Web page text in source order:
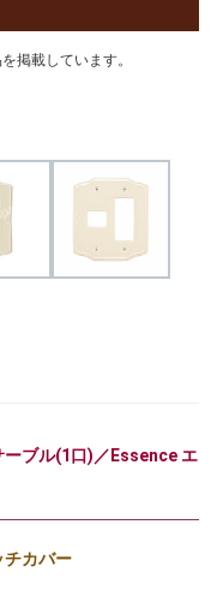
掲載しています。
ブル(1口)／Essence エ
チカバー